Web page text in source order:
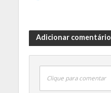
Adicionar comentário
Clique para comentar